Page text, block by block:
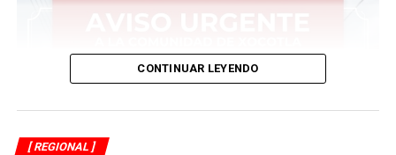
CONTINUAR LEYENDO
[ REGIONAL ]